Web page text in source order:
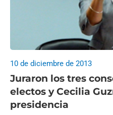
Juraron los tres
electos y Cecilia
presidencia
10 de diciembre de 2013